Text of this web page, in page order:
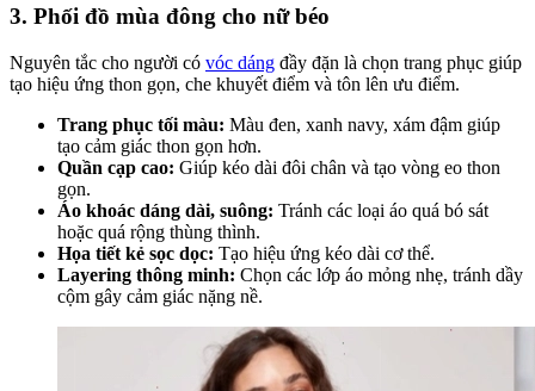
3. Phối đồ mùa đông cho nữ béo
Nguyên tắc cho người có vóc dáng đầy đặn là chọn trang phục giúp
tạo hiệu ứng thon gọn, che khuyết điểm và tôn lên ưu điểm.
Trang phục tối màu: Màu đen, xanh navy, xám đậm giúp
tạo cảm giác thon gọn hơn.
Quần cạp cao: Giúp kéo dài đôi chân và tạo vòng eo thon
gọn.
Áo khoác dáng dài, suông: Tránh các loại áo quá bó sát
hoặc quá rộng thùng thình.
Họa tiết kẻ sọc dọc: Tạo hiệu ứng kéo dài cơ thể.
Layering thông minh: Chọn các lớp áo mỏng nhẹ, tránh dầy
cộm gây cảm giác nặng nề.